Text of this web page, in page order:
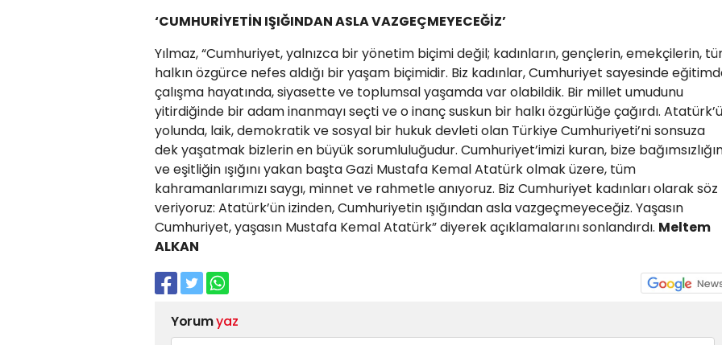
‘CUMHURİYETİN IŞIĞINDAN ASLA VAZGEÇMEYECEĞİZ’
Yılmaz, “Cumhuriyet, yalnızca bir yönetim biçimi değil; kadınların, gençlerin, emekçilerin,
halkın özgürce nefes aldığı bir yaşam biçimidir. Biz kadınlar, Cumhuriyet sayesinde
çalışma hayatında, siyasette ve toplumsal yaşamda var olabildik. Bir millet umudunu
yitirdiğinde bir adam inanmayı seçti ve o inanç suskun bir halkı özgürlüğe çağırdı.
yolunda, laik, demokratik ve sosyal bir hukuk devleti olan Türkiye Cumhuriyeti’ni sonsuza
dek yaşatmak bizlerin en büyük sorumluluğudur. Cumhuriyet’imizi kuran, bize
ve eşitliğin ışığını yakan başta Gazi Mustafa Kemal Atatürk olmak üzere, tüm
kahramanlarımızı saygı, minnet ve rahmetle anıyoruz. Biz Cumhuriyet kadınları olarak söz
veriyoruz: Atatürk’ün izinden, Cumhuriyetin ışığından asla vazgeçmeyeceğiz. Yaşasın
Cumhuriyet, yaşasın Mustafa Kemal Atatürk” diyerek açıklamalarını sonlandırdı. Meltem
ALKAN
Yorumyaz